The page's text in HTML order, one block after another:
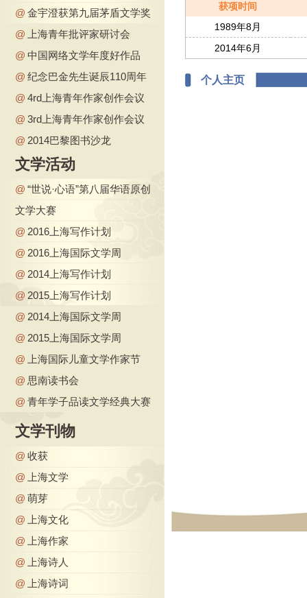
@ 金宇澄获第九届茅盾文学奖
@
上海青年批评家研讨会
@ 中国网络文学年度好作品
@ 纪念巴金先生诞辰110周年
@ 4rd上海青年作家创作会议
@ 3rd上海青年作家创作会议
@ 2014巴黎图书沙龙
文学活动
@ “世说·心语”第八届华语原创
文学大赛
@ 2016上海写作计划
@ 2016上海国际文学周
@ 2014上海写作计划
@ 2015上海写作计划
@ 2014上海国际文学周
@ 2015上海国际文学周
@
上海国际儿童文学作家节
@ 思南读书会
@ 青年学子品读文学经典大赛
文学刊物
@ 收获
@
上海文学
@ 萌芽
@
上海文化
@
上海作家
@
上海诗人
@
上海诗词
获项时间
1989年8月
2014年6月
个人主页